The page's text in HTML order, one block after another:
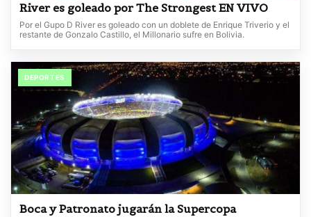
River es goleado por The Strongest EN VIVO
Por el Gupo D River es goleado con un doblete de Enrique Triverio y el
restante de Gonzalo Castillo, el Millonario sufre en Bolivia.
DEPORTES
Boca y Patronato jugarán la Supercopa